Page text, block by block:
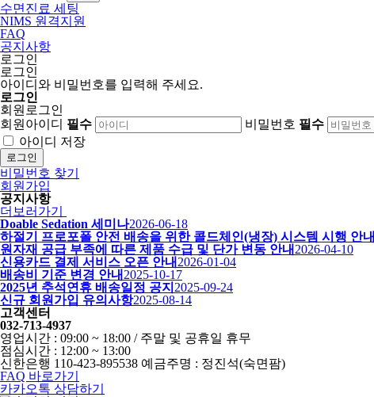
수면진료 세팅
NIMS 원격지원
FAQ
공지사항
로그인
로그인
아이디와 비밀번호를 입력해 주세요.
로그인
회원로그인
회원아이디 필수 비밀번호 필수
아이디 저장
로그인
비밀번호 찾기
회원가입
공지사항
더보러가기
Doable Sedation 세미나2026-06-18
하절기 프로포폴 안전 배송을 위한 콜드체인(냉장) 시스템 시행 안내
원자재 공급 부족에 따른 제품 수급 및 단가 변동 안내 2026-04-10
신용카드 결제 서비스 오픈 안내 2026-01-04
배송비 기준 변경 안내 2025-10-17
2025년 추석연휴 배송일정 공지 2025-09-24
신규 회원가입 유의사항2025-08-14
고객센터
032-713-4937
영업시간 : 09:00 ~ 18:00 / 주말 및 공휴일 휴무
점심시간 : 12:00 ~ 13:00
신한은행 110-423-895538 예금주명 : 정진석(숙면팜)
FAQ 바로가기
카카오톡 상담하기